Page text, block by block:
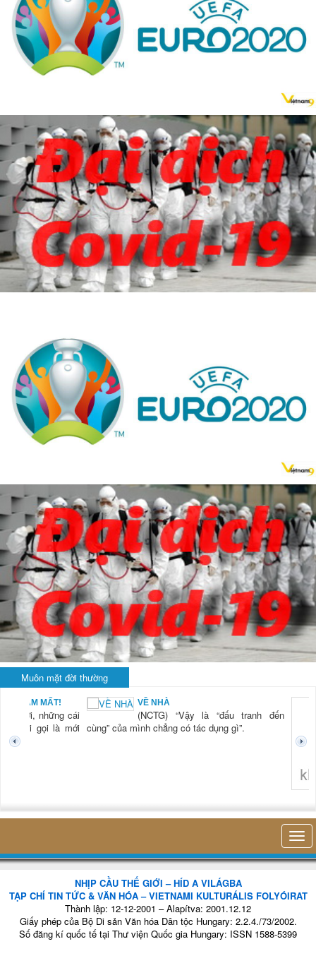
Muôn mặt đời thường
NAM MẤT!
“Xời, những cái
mới gọi là mới
VỀ NHÀ
(NCTG) “Vậy là “đấu tranh đến
cùng” của mình chẳng có tác dụng gì”.
NHỊP CẦU THẾ GIỚI – HÍD A VILÁGBA
TẠP CHÍ TIN TỨC & VĂN HÓA – VIETNAMI KULTURÁLIS FOLYÓIRAT
Thành lập: 12-12-2001 – Alapítva: 2001.12.12
Giấy phép của Bộ Di sản Văn hóa Dân tộc Hungary: 2.2.4./73/2002.
Số đăng kí quốc tế tại Thư viện Quốc gia Hungary: ISSN 1588-5399